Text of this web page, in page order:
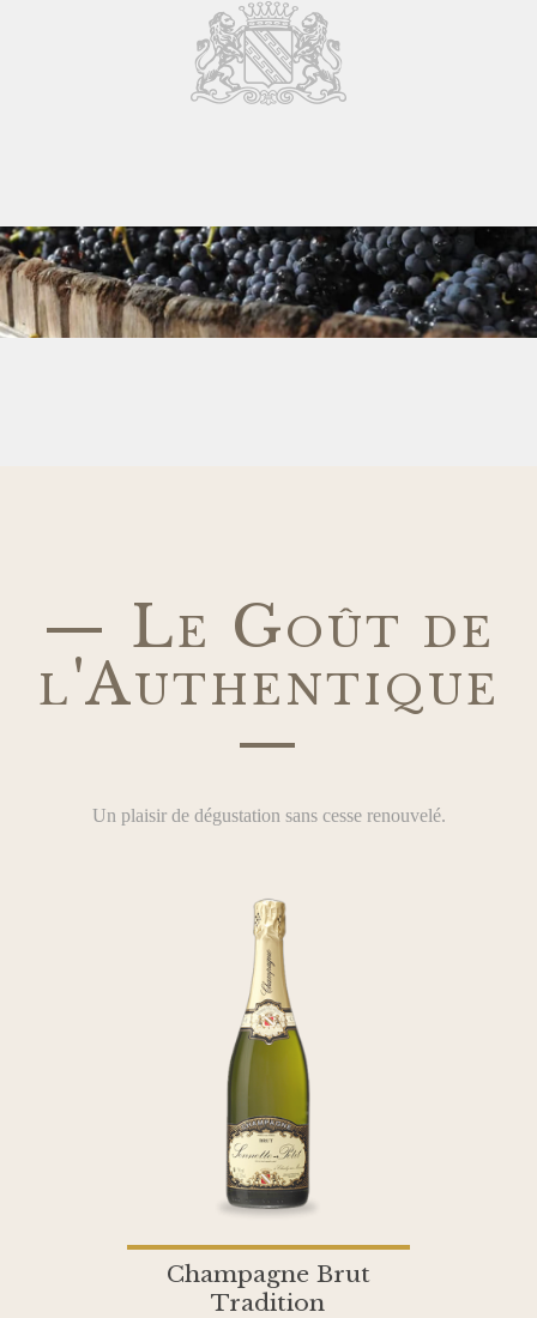
— Le Goût de
l'Authentique
—
Un plaisir de dégustation sans cesse renouvelé.
Champagne Brut
Tradition